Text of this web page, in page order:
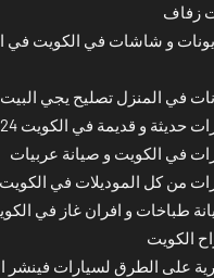
زفاف
و شاشات في الكويت في
في المنزل تصليح يجي
و قديمة في الكويت 24 ساعة
في الكويت و صيانة عربيات
من كل الموديلات في الكويت
طباخات و افران غاز في
الكويت
على الطرق لسيارات فينشر